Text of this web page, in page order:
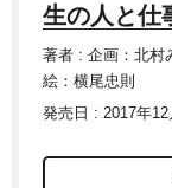
生の人と仕
著者 : 企画：北村
絵：横尾忠則
発売日 : 2017年12